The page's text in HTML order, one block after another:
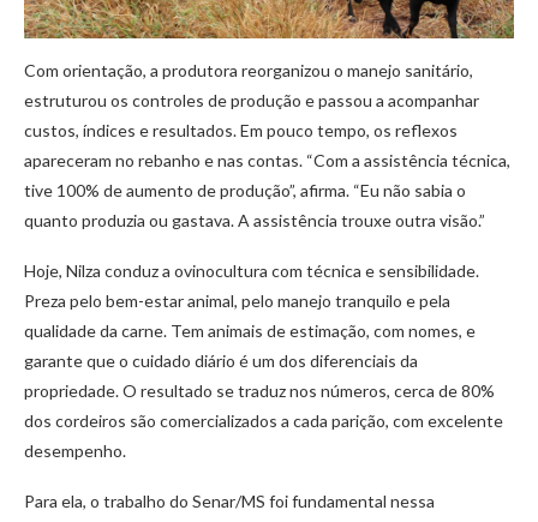
Com orientação, a produtora reorganizou o manejo sanitário,
estruturou os controles de produção e passou a acompanhar
custos, índices e resultados. Em pouco tempo, os reflexos
apareceram no rebanho e nas contas. “Com a assistência técnica,
tive 100% de aumento de produção”, afirma. “Eu não sabia o
quanto produzia ou gastava. A assistência trouxe outra visão.”
Hoje, Nilza conduz a ovinocultura com técnica e sensibilidade.
Preza pelo bem-estar animal, pelo manejo tranquilo e pela
qualidade da carne. Tem animais de estimação, com nomes, e
garante que o cuidado diário é um dos diferenciais da
propriedade. O resultado se traduz nos números, cerca de 80%
dos cordeiros são comercializados a cada parição, com excelente
desempenho.
Para ela, o trabalho do Senar/MS foi fundamental nessa